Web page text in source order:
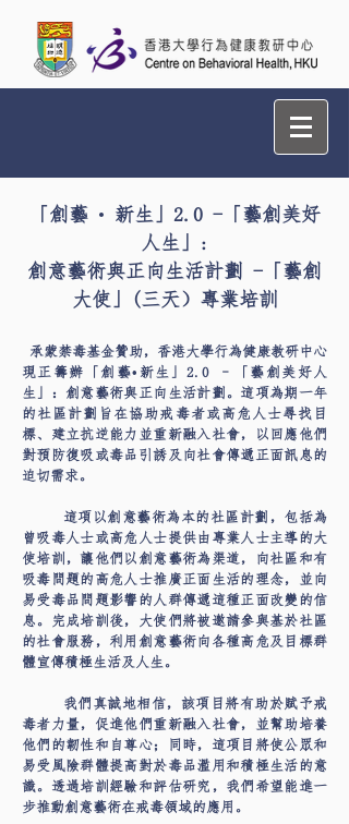
「創藝 •
新生」2.0 -「藝創美好
人生」:
創意藝術與正向生活計劃 -「藝創
大使」(三天）專業培訓
承蒙禁毒基金贊助，香港大學行為健康教研中心
現正籌辦「創藝•新生」2.0 –「藝創美好人
生」：創意藝術與正向生活計劃。這項為期一年
的社區計劃旨在協助戒毒者或高危人士尋找目
標、建立抗逆能力並重新融入社會，以回應他們
對預防復吸或毒品引誘及向社會傳遞正面訊息的
迫切需求。
這項以創意藝術為本的社區計劃，包括為
曾吸毒人士或高危人士提供由專業人士主導的大
使培訓，讓他們以創意藝術為渠道，向社區和有
吸毒問題的高危人士推廣正面生活的理念，並向
易受毒品問題影響的人群傳遞這種正面改變的信
息。完成培訓後，大使們將被邀請參與基於社區
的社會服務，利用創意藝術向各種高危及目標群
體宣傳積極生活及人生。
我們真誠地相信，該項目將有助於賦予戒
毒者力量，促進他們重新融入社會，並幫助培養
他們的韌性和自尊心；同時，這項目將使公眾和
易受風險群體提高對於毒品濫用和積極生活的意
識。透過培訓經驗和評估研究，我們希望能進一
步推動創意藝術在戒毒領域的應用。